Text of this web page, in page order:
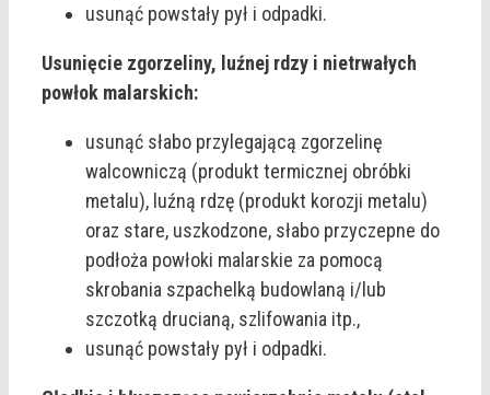
usunąć powstały pył i odpadki.
Usunięcie zgorzeliny, luźnej rdzy i nietrwałych
powłok malarskich:
usunąć słabo przylegającą zgorzelinę
walcowniczą (produkt termicznej obróbki
metalu), luźną rdzę (produkt korozji metalu)
oraz stare, uszkodzone, słabo przyczepne do
podłoża powłoki malarskie za pomocą
skrobania szpachelką budowlaną i/lub
szczotką drucianą, szlifowania itp.,
usunąć powstały pył i odpadki.